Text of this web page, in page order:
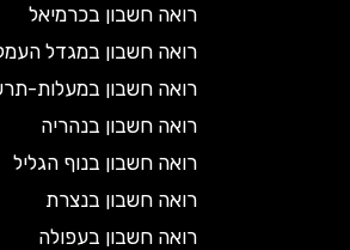
רואה חשבון בכרמיאל
רואה חשבון במגדל העמק
רואה חשבון במעלות-תרשיחא
רואה חשבון בנהריה
רואה חשבון בנוף הגליל
רואה חשבון בנצרת
רואה חשבון בעפולה